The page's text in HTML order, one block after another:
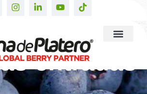
entradas